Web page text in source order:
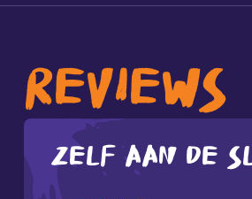
REVIEWS
Zelf aan de